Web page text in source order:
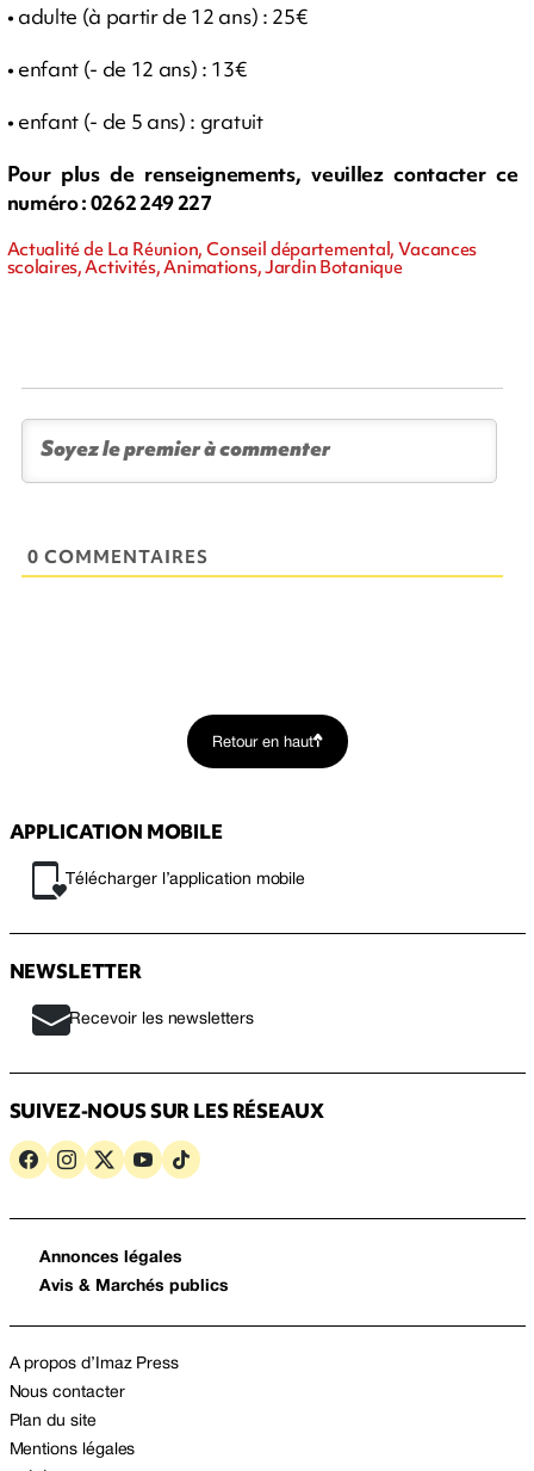
• adulte (à partir de 12 ans) : 25€
• enfant (- de 12 ans) : 13€
• enfant (- de 5 ans) : gratuit
Pour plus de renseignements, veuillez contacter ce
numéro : 0262 249 227
Actualité de La Réunion, Conseil départemental, Vacances
scolaires, Activités, Animations, Jardin Botanique
0 COMMENTAIRES
Retour en haut
APPLICATION MOBILE
Télécharger l’application mobile
NEWSLETTER
Recevoir les newsletters
SUIVEZ-NOUS SUR LES RÉSEAUX
Annonces légales
Avis & Marchés publics
A propos d’Imaz Press
Nous contacter
Plan du site
Mentions légales